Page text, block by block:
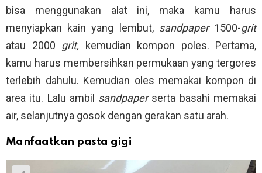
bisa menggunakan alat ini, maka kamu harus
menyiapkan kain yang lembut, sandpaper 1500-grit
atau 2000 grit,
kemudian kompon poles. Pertama,
kamu harus membersihkan permukaan yang tergores
terlebih dahulu. Kemudian oles memakai kompon di
area itu. Lalu ambil sandpaper serta basahi memakai
air, selanjutnya gosok dengan gerakan satu arah.
Manfaatkan pasta gigi